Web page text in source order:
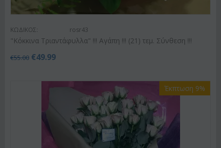
ΚΩΔΙΚΟΣ: rosr43
"Κόκκινα Τριαντάφυλλα" !!! Αγάπη !!! (21) τεμ. Σύνθεση !!!
€55.00 €49.99
Έκπτωση 9%